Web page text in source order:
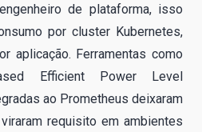
de plataforma, isso
por cluster Kubernetes,
aplicação. Ferramentas como
Efficient Power Level
ao Prometheus deixaram
requisito em ambientes